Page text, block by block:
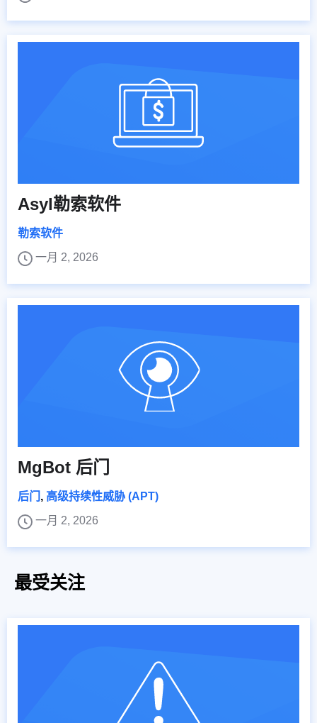
Asyl勒索软件
勒索软件
一月 2, 2026
MgBot 后门
后门 , 高级持续性威胁 (APT)
一月 2, 2026
最受关注